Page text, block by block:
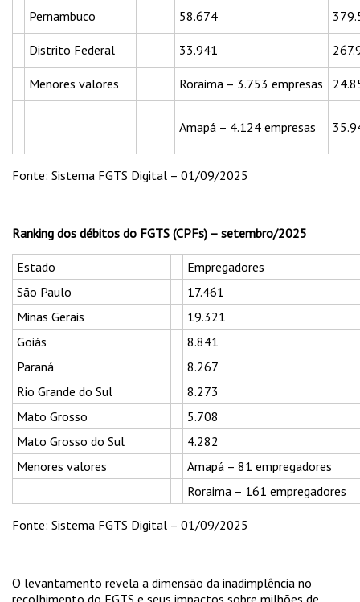
Pernambuco 58.674
Distrito Federal 33.941
Menores valores Roraima – 3.753 empresas
Amapá – 4.124 empresas
Fonte: Sistema FGTS Digital – 01/09/2025
Ranking dos débitos do FGTS (CPFs) – setembro/2025
Estado
Empregadores
São Paulo
17.461
Minas Gerais
19.321
Goiás
8.841
Paraná
8.267
Rio Grande do Sul
8.273
Mato Grosso
5.708
Mato Grosso do Sul
4.282
Menores valores
Amapá – 81 empregadores
Roraima – 161 empregadores
Fonte: Sistema FGTS Digital – 01/09/2025
O levantamento revela a dimensão da inadimplência no
recolhimento do FGTS e seus impactos sobre milhões de